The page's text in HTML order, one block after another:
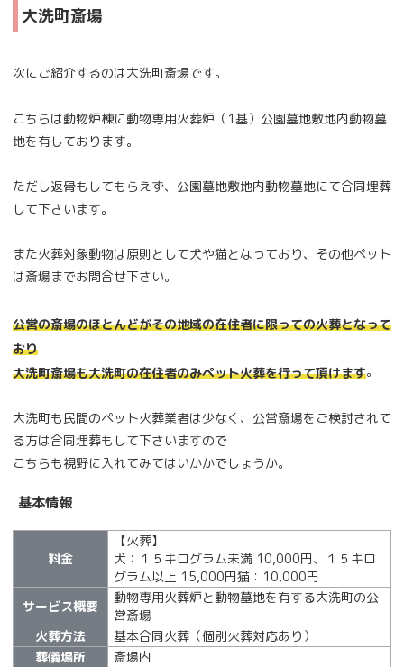
大洗町斎場
次にご紹介するのは大洗町斎場です。
こちらは動物炉棟に動物専用火葬炉（1基）公園墓地敷地内動物墓
地を有しております。
ただし返骨もしてもらえず、公園墓地敷地内動物墓地にて合同埋葬
して下さいます。
また火葬対象動物は原則として犬や猫となっており、その他ペット
は斎場までお問合せ下さい。
公営の斎場のほとんどがその地域の在住者に限っての火葬となって
おり
大洗町斎場も大洗町の在住者のみペット火葬を行って頂けます。
大洗町も民間のペット火葬業者は少なく、公営斎場をご検討されて
る方は合同埋葬もして下さいますので
こちらも視野に入れてみてはいかかでしょうか。
基本情報
料金
【火葬】
犬：１５キログラム未満 10,000円、１５キロ
グラム以上 15,000円猫：10,000円
サービス概要
動物専用火葬炉と動物墓地を有する大洗町の公
営斎場
火葬方法
基本合同火葬（個別火葬対応あり）
葬儀場所
斎場内